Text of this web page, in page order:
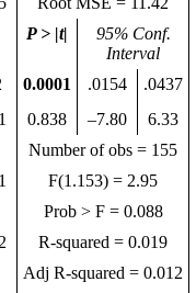
P > |t|
95% Conf.
Interval
0.0001 .0154
.0437
0.838 –7.80
6.33
Number of obs = 155
F(1.153) = 2.95
Prob > F = 0.088
R-squared = 0.019
Adj R-squared = 0.012